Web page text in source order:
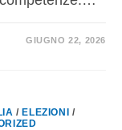
GIUGNO 22, 2026
/ ELEZIONI
/